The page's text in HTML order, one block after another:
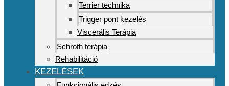
Terrier technika
Trigger pont kezelés
Viscerális Terápia
Schroth terápia
Rehabilitáció
KEZELÉSEK